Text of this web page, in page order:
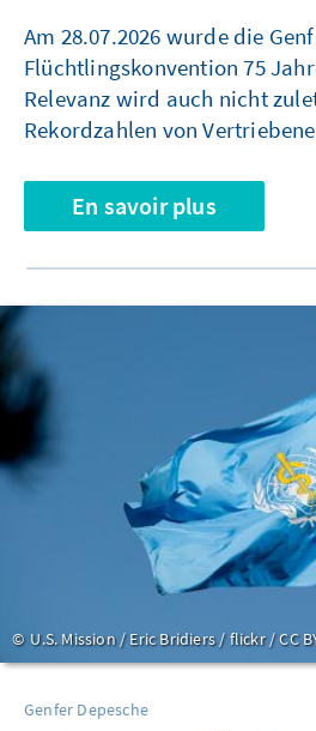
Am 28.07.2026 wurde die
Flüchtlingskonvention 75
Relevanz wird auch nicht
Rekordzahlen von
En savoir plus
U.S. Mission / Eric Bridiers / flickr / CC
Genfer Depesche